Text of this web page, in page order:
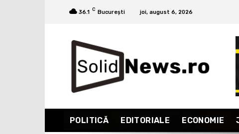
36.1 C București joi, august 6, 2026
POLITICĂ EDITORIALE ECONOMIE